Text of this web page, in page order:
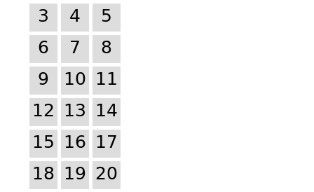
3
4
5
6
7
8
9
10 11
12 13 14
15 16 17
18 19 20